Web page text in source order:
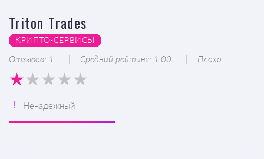
Triton Trades
КРИПТО-CЕРВИСЫ
Отзывов: 1 Средний рейтинг: 1.00 Плохо
Ненадежный